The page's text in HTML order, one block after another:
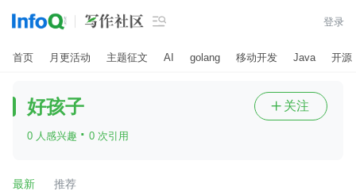
 登录
首页 月更活动 主题征文 AI golang 移动开发 Java 开源
好孩子
0 人感兴趣 · 0 次引用
 关注
最新 推荐